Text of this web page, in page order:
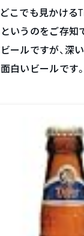
こでも見かける
いうのをご存知
ールですが、深
白いビールです。